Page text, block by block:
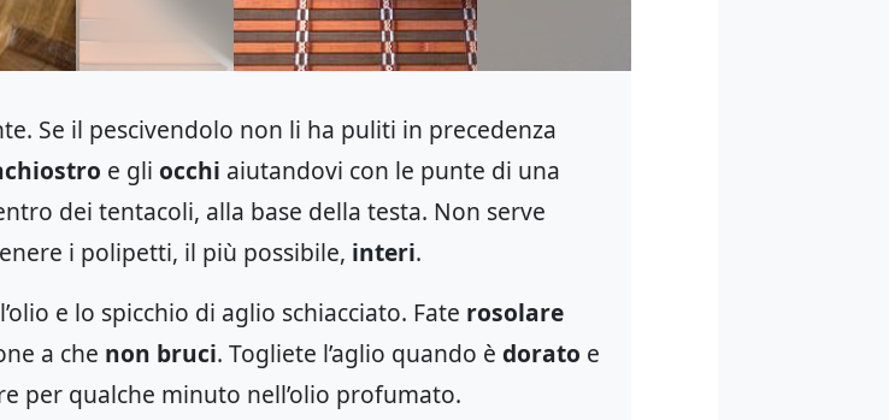
Se il pescivendolo non li ha puliti in precedenza
e gli occhi aiutandovi con le punte di una
dei tentacoli, alla base della testa. Non serve
i polipetti, il più possibile, interi.
e lo spicchio di aglio schiacciato. Fate rosolare
a che non bruci. Togliete l’aglio quando è dorato e
per qualche minuto nell’olio profumato.